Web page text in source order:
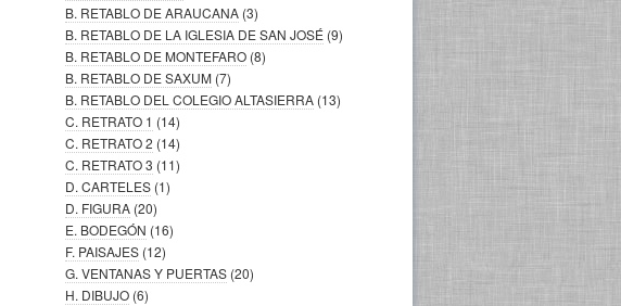
B. RETABLO DE ARAUCANA (3)
B. RETABLO DE LA IGLESIA DE SAN JOSÉ (9)
B. RETABLO DE MONTEFARO (8)
B. RETABLO DE SAXUM (7)
B. RETABLO DEL COLEGIO ALTASIERRA (13)
C. RETRATO 1 (14)
C. RETRATO 2 (14)
C. RETRATO 3 (11)
D. CARTELES (1)
D. FIGURA (20)
E. BODEGÓN (16)
F. PAISAJES (12)
G. VENTANAS Y PUERTAS (20)
H. DIBUJO (6)